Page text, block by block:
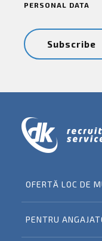
PERSONAL DATA
OFERTĂ LOC DE
PENTRU